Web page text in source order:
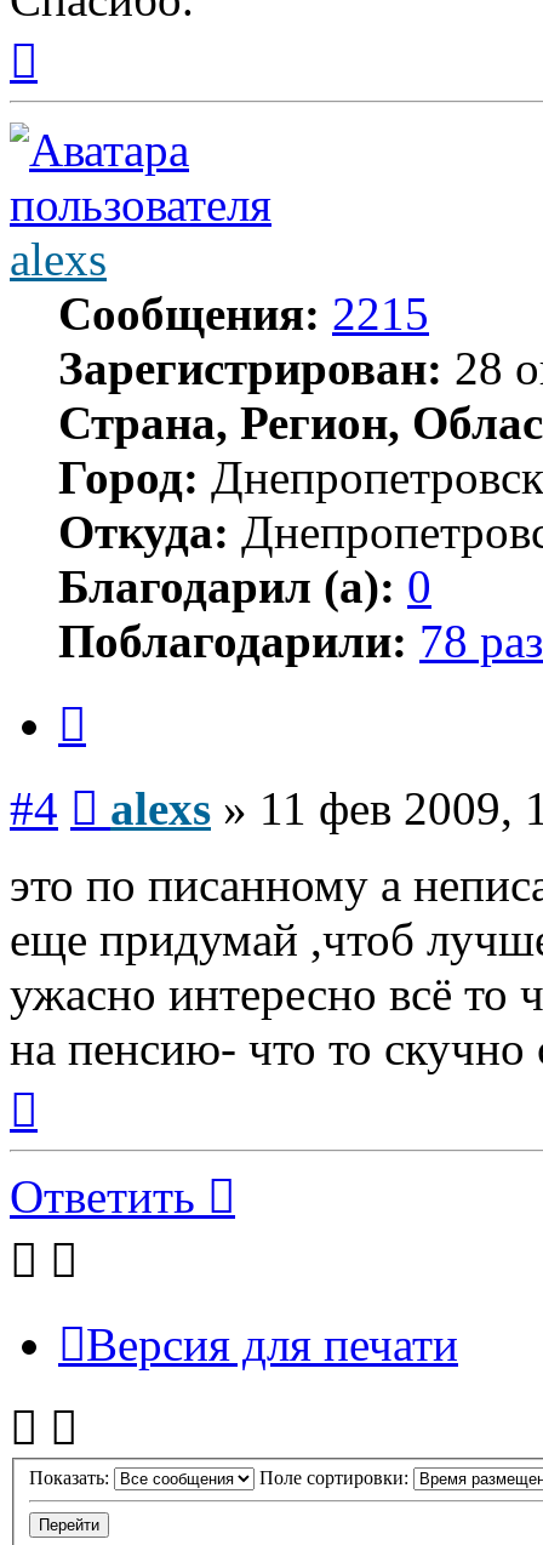
началу
alexs
Сообщения: 2215
Зарегистрирован: 28
Страна, Регион,
Город: Днепропетровск
Откуда:
Благодарил (а): 0
Поблагодарили: 78 раз
#4 alexs » 11 фев 2009,
это по писанному а
еще придумай ,чтоб
ужасно интересно всё то
на пенсию- что то скучно
началу
Ответить
Версия для печати
Показать: Поле сортировки: